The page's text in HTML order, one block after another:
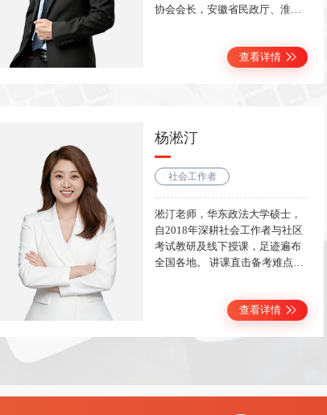
协会会长，安徽省民政厅、淮南
多年来一直从事社工师职业资格
妙把握得分点
查看详情
杨淞汀
社会工作者
淞汀老师，华东政法大学硕士，
自2018年深耕社会工作者与社区
考试教研及线下授课，足迹遍布
全国各地。 讲课直击备考难点，
的案例解构复杂的理论知识，深
事，真诚分享，与学员共同成
查看详情